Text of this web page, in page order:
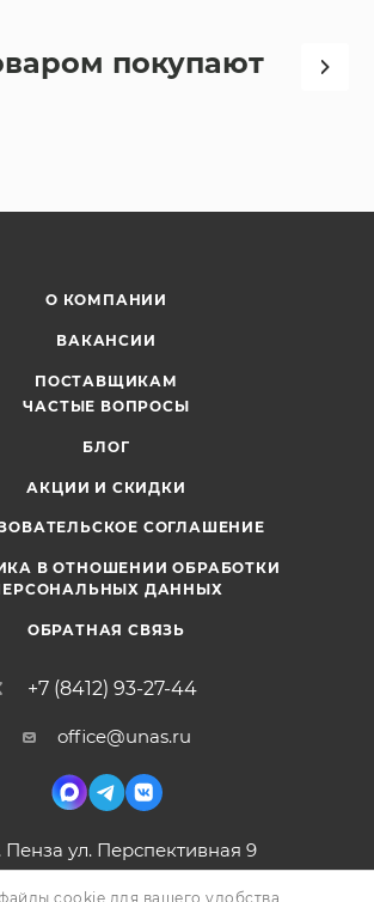
покупают
О КОМПАНИИ
ВАКАНСИИ
ПОСТАВЩИКАМ
ЧАСТЫЕ ВОПРОСЫ
БЛОГ
АКЦИИ И СКИДКИ
СОГЛАШЕНИЕ
В ОТНОШЕНИИ ОБРАБОТКИ
ДАННЫХ
ОБРАТНАЯ СВЯЗЬ
+7 (8412) 93-27-44
office@unas.ru
Пенза ул. Перспективная 9
cookie для вашего удобства